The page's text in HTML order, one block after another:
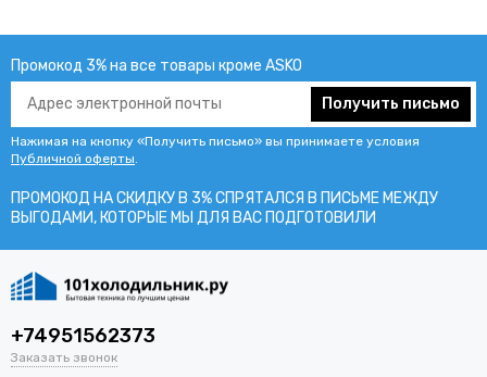
Промокод 3% на все товары кроме ASKO
Получить письмо
Нажимая на кнопку «Получить письмо» вы принимаете условия
Публичной оферты
ПРОМОКОД НА СКИДКУ В 3% СПРЯТАЛСЯ В ПИCЬМЕ МЕЖДУ
ВЫГОДАМИ, КОТОРЫЕ МЫ ДЛЯ ВАС ПОДГОТОВИЛИ
+74951562373
Заказать звонок